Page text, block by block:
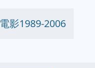
影1989-2006